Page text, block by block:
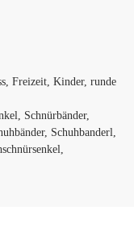
, Freizeit, Kinder, runde
, Schnürbänder,
, Schuhbanderl,
,